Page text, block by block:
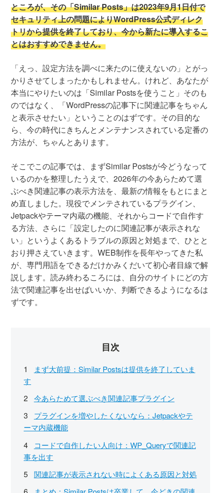
ところが、その「Similar Posts」は2023年9月1日付で
セキュリティ上の問題によりWordPress公式ディレク
トリから提供を終了しており、今から新たに導入するこ
とはおすすめできません。
「えっ、設定方法を調べに来たのに使えないの」とがっ
かりさせてしまったかもしれません。けれど、あなたが
本当にやりたいのは「Similar Postsを使うこと」そのも
のではなく、「WordPressの記事下に関連記事をちゃん
と表示させたい」ということのはずです。その目的な
ら、今の時代にきちんとメンテナンスされている定番の
方法が、ちゃんとあります。
そこでこの記事では、まずSimilar Postsが今どうなって
いるのかを整理したうえで、2026年の今あらためて選
ぶべき関連記事の表示方法を、最新の情報をもとにまと
め直しました。現役でメンテされているプラグイン、
Jetpackやテーマ内蔵の機能、それからコードで自作す
る方法、さらに「設定したのに関連記事が表示されな
い」というよくあるトラブルの原因と対処まで、ひとと
おり押さえていきます。WEB制作を長年やってきた私
が、専門用語をできるだけかみくだいて初心者目線で解
説します。読み終わるころには、自分のサイトにどの方
法で関連記事を出せばいいか、判断できるようになるは
ずです。
目次
まず大前提：Similar Postsは提供を終了していま
す
今あらためて選ぶべき関連記事プラグイン
プラグインを増やしたくないなら：Jetpackやテ
ーマ内蔵機能
コードで自作したい人向け：WP_Queryで関連記
事を出す
関連記事が表示されない時によくある原因と対処